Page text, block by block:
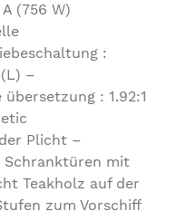
(756 W)
:
–
: 1.92:1
Plicht –
mit
Teakholz auf der
zum Vorschiff